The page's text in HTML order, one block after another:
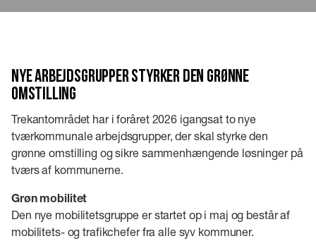
Nye arbejdsgrupper styrker den grønne
omstilling
Trekantområdet har i foråret 2026 igangsat to nye
tværkommunale arbejdsgrupper, der skal styrke den
grønne omstilling og sikre sammenhængende løsninger på
tværs af kommunerne.
Grøn mobilitet
Den nye mobilitetsgruppe er startet op i maj og består af
mobilitets- og trafikchefer fra alle syv kommuner.